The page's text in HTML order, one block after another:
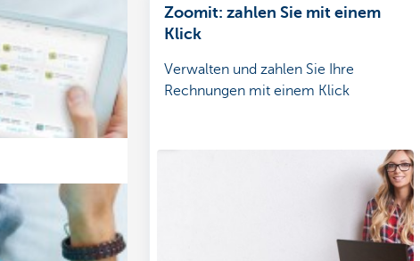
Zoomit: zahlen Sie mit einem
Klick
Verwalten und zahlen Sie Ihre
Rechnungen mit einem Klick